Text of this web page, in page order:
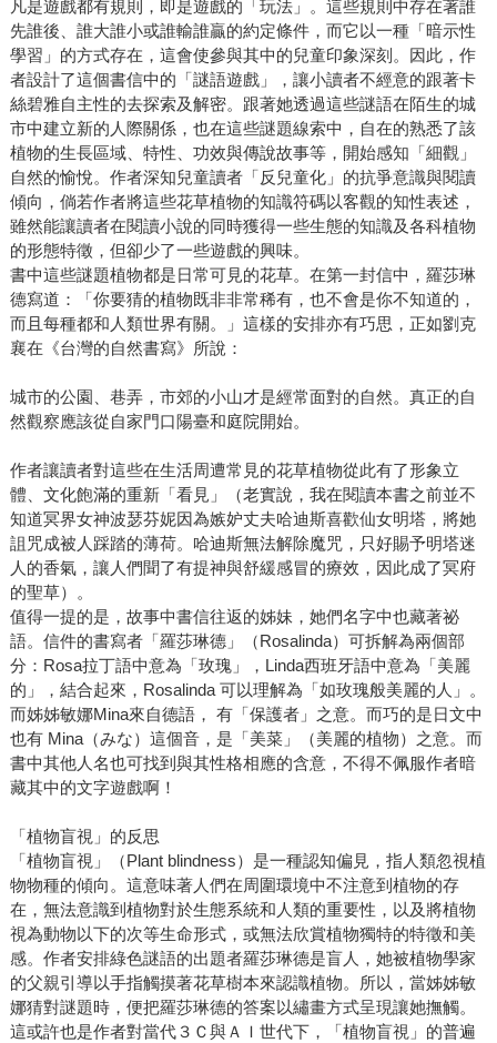
凡是遊戲都有規則，即是遊戲的「玩法」。這些規則中存在著誰
先誰後、誰大誰小或誰輸誰贏的約定條件，而它以一種「暗示性
學習」的方式存在，這會使參與其中的兒童印象深刻。因此，作
者設計了這個書信中的「謎語遊戲」，讓小讀者不經意的跟著卡
絲碧雅自主性的去探索及解密。跟著她透過這些謎語在陌生的城
市中建立新的人際關係，也在這些謎題線索中，自在的熟悉了該
植物的生長區域、特性、功效與傳說故事等，開始感知「細觀」
自然的愉悅。作者深知兒童讀者「反兒童化」的抗爭意識與閱讀
傾向，倘若作者將這些花草植物的知識符碼以客觀的知性表述，
雖然能讓讀者在閱讀小說的同時獲得一些生態的知識及各科植物
的形態特徵，但卻少了一些遊戲的興味。
書中這些謎題植物都是日常可見的花草。在第一封信中，羅莎琳
德寫道：「你要猜的植物既非非常稀有，也不會是你不知道的，
而且每種都和人類世界有關。」這樣的安排亦有巧思，正如劉克
襄在《台灣的自然書寫》所說：
城市的公園、巷弄，市郊的小山才是經常面對的自然。真正的自
然觀察應該從自家門口陽臺和庭院開始。
作者讓讀者對這些在生活周遭常見的花草植物從此有了形象立
體、文化飽滿的重新「看見」（老實說，我在閱讀本書之前並不
知道冥界女神波瑟芬妮因為嫉妒丈夫哈迪斯喜歡仙女明塔，將她
詛咒成被人踩踏的薄荷。哈迪斯無法解除魔咒，只好賜予明塔迷
人的香氣，讓人們聞了有提神與舒緩感冒的療效，因此成了冥府
的聖草）。
值得一提的是，故事中書信往返的姊妹，她們名字中也藏著祕
語。信件的書寫者「羅莎琳德」（Rosalinda）可拆解為兩個部
分：Rosa拉丁語中意為「玫瑰」，Linda西班牙語中意為「美麗
的」，結合起來，Rosalinda 可以理解為「如玫瑰般美麗的人」。
而姊姊敏娜Mina來自德語， 有「保護者」之意。而巧的是日文中
也有 Mina（みな）這個音，是「美菜」（美麗的植物）之意。而
書中其他人名也可找到與其性格相應的含意，不得不佩服作者暗
藏其中的文字遊戲啊！
「植物盲視」的反思
「植物盲視」（Plant blindness）是一種認知偏見，指人類忽視植
物物種的傾向。這意味著人們在周圍環境中不注意到植物的存
在，無法意識到植物對於生態系統和人類的重要性，以及將植物
視為動物以下的次等生命形式，或無法欣賞植物獨特的特徵和美
感。作者安排綠色謎語的出題者羅莎琳德是盲人，她被植物學家
的父親引導以手指觸摸著花草樹本來認識植物。所以，當姊姊敏
娜猜對謎題時，便把羅莎琳德的答案以繡畫方式呈現讓她撫觸。
這或許也是作者對當代３Ｃ與ＡＩ世代下，「植物盲視」的普遍